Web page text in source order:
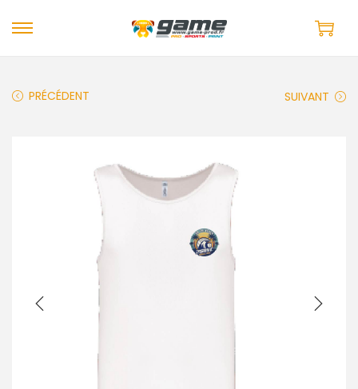
PRÉCÉDENT SUIVANT